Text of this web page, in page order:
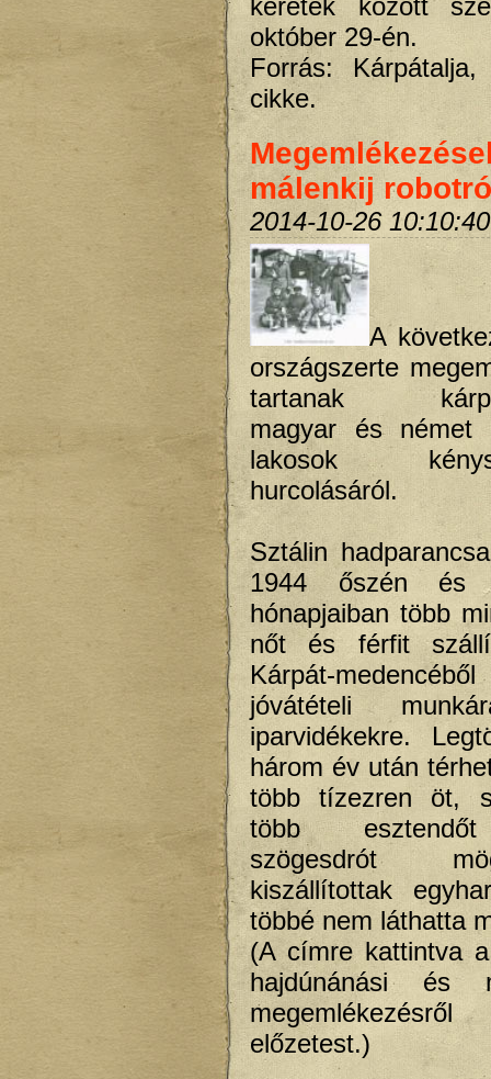
október 29-én.
Forrás:
cikke.
málenkij
2014-10-26 10:10:40
A
országszerte
tartanak
magyar és német
lakosok
hurcolásáról.
Sztálin
1944 őszén és
hónapjaiban több
nőt és férfit
Kárpát-
jóvátételi
iparvidékekre.
három év után
több tízezren öt,
több
szögesdrót
kiszállítottak
többé nem láthatta
(A címre kattintva
hajdúnánási és
megemlékezésről
előzetest.)